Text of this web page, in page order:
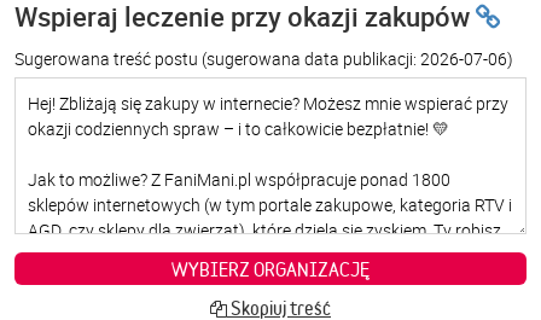
Wspieraj leczenie przy okazji zakupów
Sugerowana treść postu (sugerowana data publikacji: 2026-07-06)
WYBIERZ ORGANIZACJĘ
Skopiuj treść